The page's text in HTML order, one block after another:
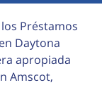
Préstamos
Daytona
apropiada
Amscot,